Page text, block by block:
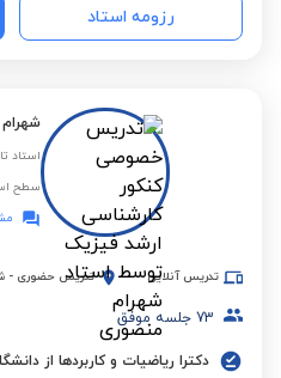
رزومه استاد
استاد
سطح
تدریس آنلاین تدریس حضوری -
73 جلسه موفق
دکترا ریاضیات و کاربردها از